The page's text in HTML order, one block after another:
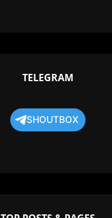
TELEGRAM
SHOUTBOX